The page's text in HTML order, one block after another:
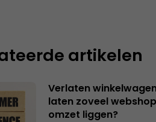
artikelen
Verlaten
laten zoveel
omzet liggen?